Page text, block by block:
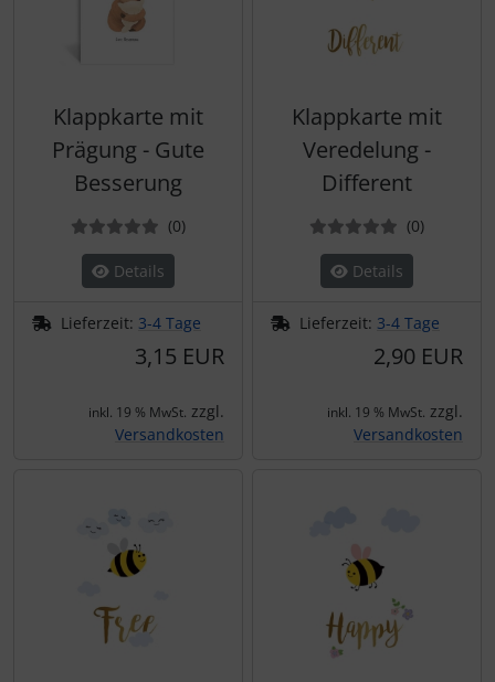
Klappkarte mit
Prägung - Gute
Besserung
(0Bewertungen
)
Details
Lieferzeit: 3-4 Tage
3,15 EUR
inkl. 19 % MwSt. zzgl.
Versandkosten
Klappkarte mit
Veredelung -
Different
(0)
Details
Lieferzeit: 3-4 Tage
2,90 EUR
inkl. 19 % MwSt. zzgl.
Versandkosten